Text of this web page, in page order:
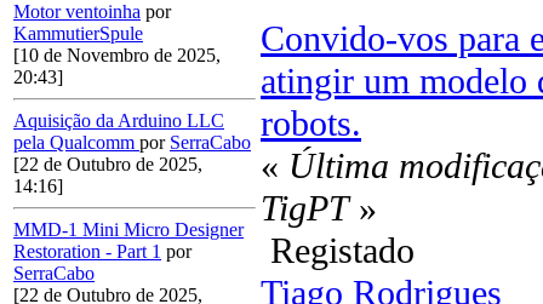
Motor ventoinha por
KammutierSpule
[10 de Novembro de 2025,
20:43]
Aquisição da Arduino LLC
pela Qualcomm por SerraCabo
[22 de Outubro de 2025,
14:16]
MMD-1 Mini Micro Designer
Restoration - Part 1 por
SerraCabo
[22 de Outubro de 2025,
Convido-vos para
atingir um modelo
robots.
« Última
TigPT»
Registado
Tiago Rodrigues